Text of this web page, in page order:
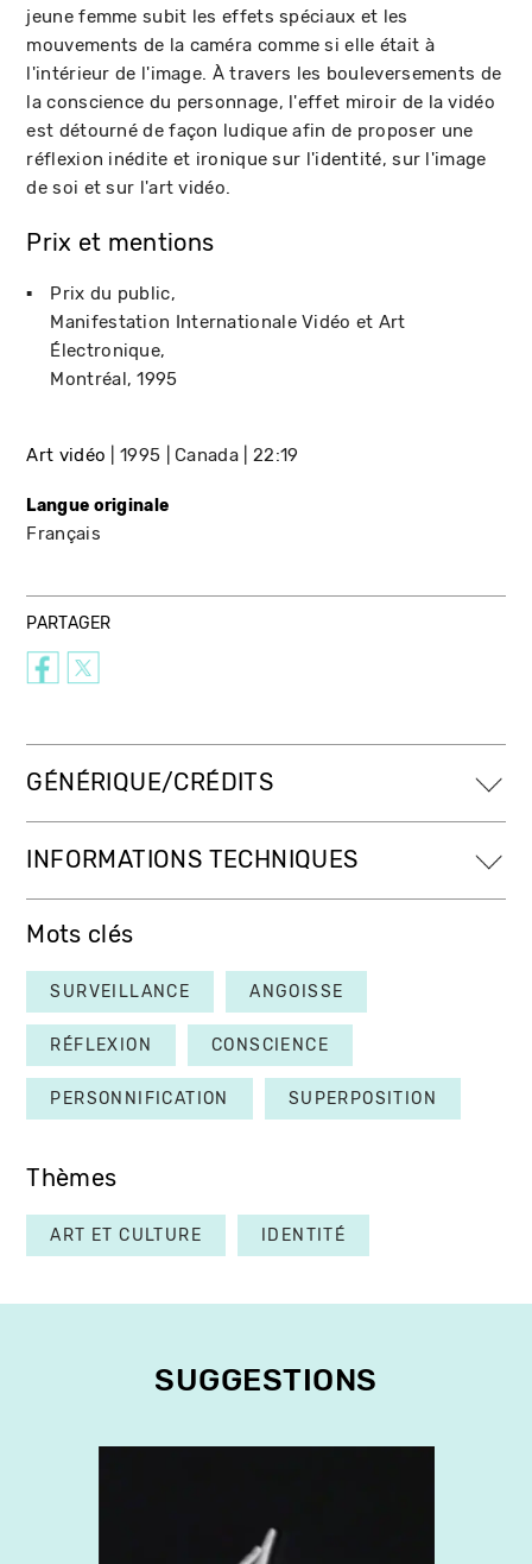
jeune femme subit les effets spéciaux et les
mouvements de la caméra comme si elle était à
l'intérieur de l'image. À travers les bouleversements de
la conscience du personnage, l'effet miroir de la vidéo
est détourné de façon ludique afin de proposer une
réflexion inédite et ironique sur l'identité, sur l'image
de soi et sur l'art vidéo.
Prix et mentions
Prix du public
Manifestation Internationale Vidéo et Art
Électronique
Montréal 1995
Art vidéo 1995 Canada 22:19
Langue originale
Français
PARTAGER
GÉNÉRIQUE/CRÉDITS
INFORMATIONS TECHNIQUES
Mots clés
SURVEILLANCE ANGOISSE
RÉFLEXION CONSCIENCE
PERSONNIFICATION SUPERPOSITION
Thèmes
ART ET CULTURE IDENTITÉ
SUGGESTIONS